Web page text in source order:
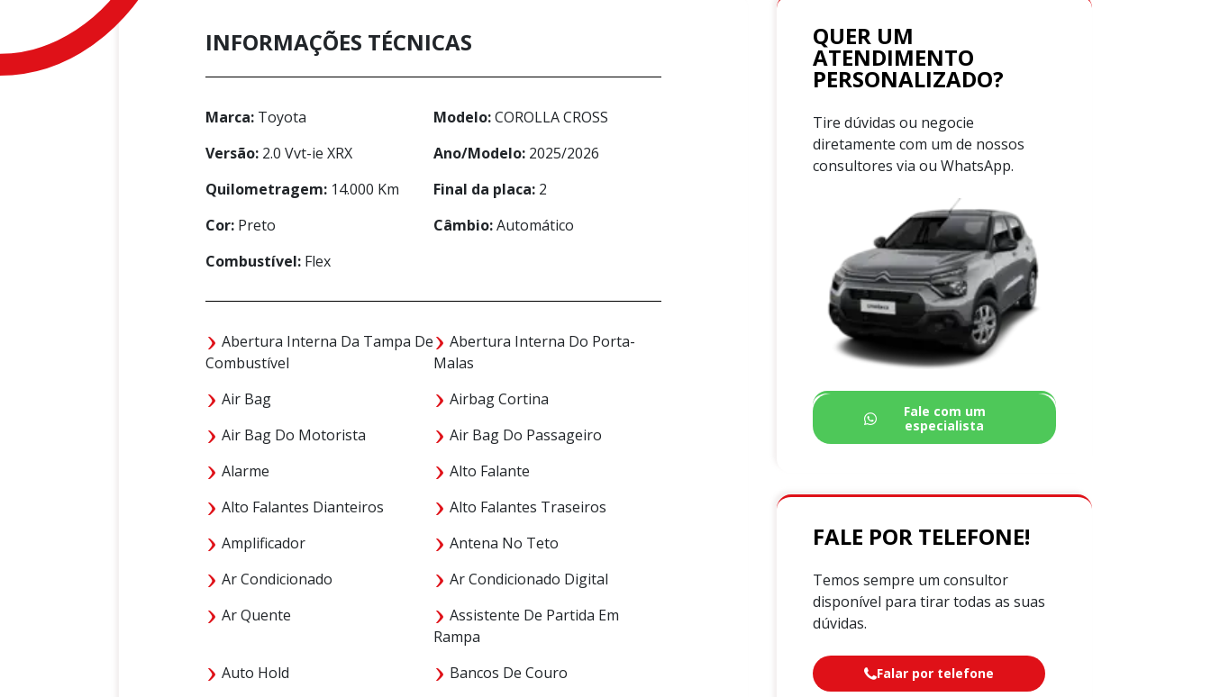
INFORMAÇÕES TÉCNICAS
Marca: Toyota Modelo:COROLLA CROSS
Versão: 2.0 Vvt-ie XRX Ano/Modelo: 2025/2026
Quilometragem: 14.000 Km Final da placa: 2
Cor: Preto Câmbio:Automático
Combustível: Flex
Abertura Interna Da Tampa De
Combustível
Abertura Interna Do Porta-
Malas
Air Bag
Airbag Cortina
Air Bag Do Motorista
Air Bag Do Passageiro
Alarme
Alto Falante
Alto Falantes Dianteiros
Alto Falantes Traseiros
Amplificador
Antena No Teto
Ar Condicionado
Ar Condicionado Digital
Ar Quente
Assistente De Partida Em
Rampa
Auto Hold
Bancos De Couro
QUER UM
ATENDIMENTO
PERSONALIZADO?
Tire dúvidas ou negocie
diretamente com um de nossos
consultores via ou WhatsApp.
Fale com um
especialista
FALE POR TELEFONE!
Temos sempre um consultor
disponível para tirar todas as suas
dúvidas.
Falar por telefone